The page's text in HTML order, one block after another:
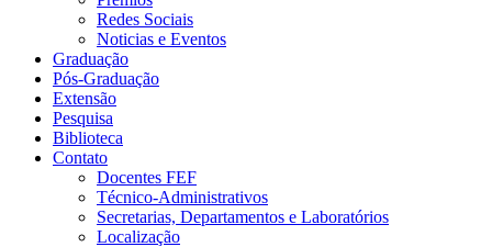
Redes Sociais
Noticias e Eventos
Graduação
Pós-Graduação
Extensão
Pesquisa
Biblioteca
Contato
Docentes FEF
Técnico-Administrativos
Secretarias, Departamentos e Laboratórios
Localização